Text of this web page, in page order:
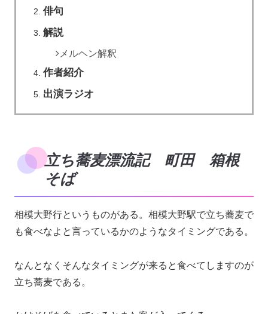
俳句
解説
メルヘン解釈
作者紹介
出演ラジオ
立ち蕎麦漂流記 町田 箱根
そば
相模大野行というものがある。相模大野駅で立ち蕎麦で
も食べなよと言っているかのようなタイミングである。
なんとなくそんなタイミングが来ると食べてしますのが
立ち蕎麦である。